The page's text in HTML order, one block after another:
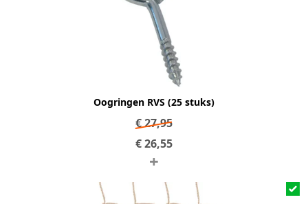
Oogringen RVS (25 stuks)
€27,95
€26,55
+